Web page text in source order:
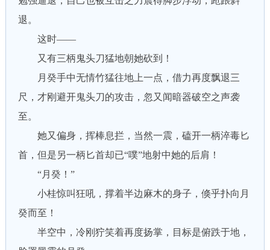
退。
这时——
又有三柄鬼头刀猛地朝她砍到！
月癸手中无情竹猛往地上一点，借力再度飘退三
尺，才刚避开鬼头刀的攻击，忽又闻暗器破空之声袭
至。
她又偏身，挥棒息拦，当然一震，磕开一柄淬毒匕
首，但是另一柄匕首却已“噗”地射中她的后肩！
“月癸！”
小桂惊叫狂吼，撑着半边麻木的身子，倏乎扑向月
癸而至！
半空中，冷刚狞笑着再度扬掌，目标是俯跌于地，